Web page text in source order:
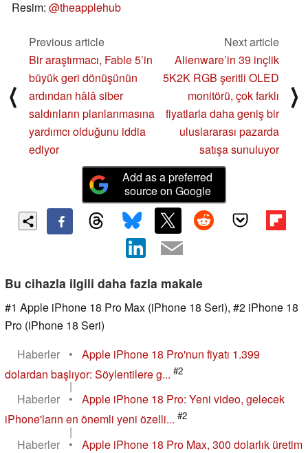
Resim: @theapplehub
⟨
Previous article
Bir araştırmacı, Fable 5’in
büyük geri dönüşünün
ardından hâlâ siber
saldırıların planlanmasına
yardımcı olduğunu iddia
ediyor
Next article
Alienware’in 39 inçlik
5K2K RGB şeritli OLED
monitörü, çok farklı
fiyatlarla daha geniş bir
uluslararası pazarda
satışa sunuluyor
⟩
Add as a preferred
source on Google
Bu cihazla ilgili daha fazla makale
#1 Apple iPhone 18 Pro Max (iPhone 18 Seri), #2 iPhone 18
Pro (iPhone 18 Seri)
Haberler
•
Apple iPhone 18 Pro'nun fiyatı 1.399
dolardan başlıyor: Söylentilere g... #2
|
Haberler
•
Apple iPhone 18 Pro: Yeni video, gelecek
iPhone'ların en önemli yeni özelli... #2
|
Haberler
•
Apple iPhone 18 Pro Max, 300 dolarlık üretim